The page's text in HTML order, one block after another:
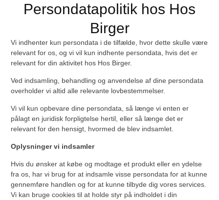
Persondatapolitik hos Hos
Birger
Vi indhenter kun persondata i de tilfælde, hvor dette skulle være
relevant for os, og vi vil kun indhente persondata, hvis det er
relevant for din aktivitet hos Hos Birger.
Ved indsamling, behandling og anvendelse af dine persondata
overholder vi altid alle relevante lovbestemmelser.
Vi vil kun opbevare dine persondata, så længe vi enten er
pålagt en juridisk forpligtelse hertil, eller så længe det er
relevant for den hensigt, hvormed de blev indsamlet.
Oplysninger vi indsamler
Hvis du ønsker at købe og modtage et produkt eller en ydelse
fra os, har vi brug for at indsamle visse persondata for at kunne
gennemføre handlen og for at kunne tilbyde dig vores services.
Vi kan bruge cookies til at holde styr på indholdet i din